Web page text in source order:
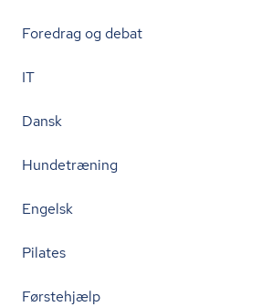
Foredrag og debat
IT
Dansk
Hundetræning
Engelsk
Pilates
Førstehjælp